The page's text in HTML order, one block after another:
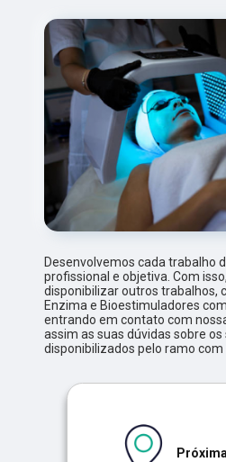
Desenvolvemos cada trabalho
profissional e objetiva. Com
disponibilizar outros trabalhos,
Enzima e Bioestimuladores
entrando em contato com
assim as suas dúvidas sobre
disponibilizados pelo ramo com